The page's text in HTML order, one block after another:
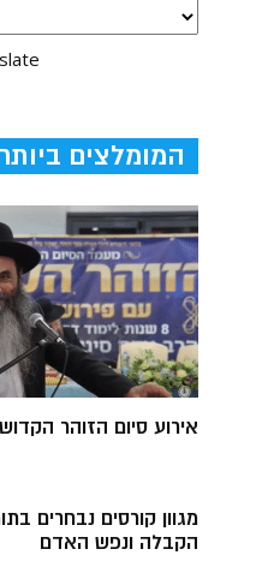
המומלצים
אירוע סיום הזוהר
מגוון קורסים נבחרים
הקבלה ונפש האדם